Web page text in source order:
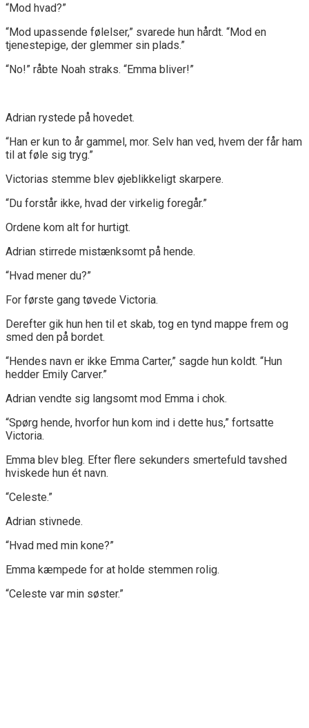
“Mod hvad?”
“Mod upassende følelser,” svarede hun hårdt. “Mod en
tjenestepige, der glemmer sin plads.”
“No!” råbte Noah straks. “Emma bliver!”
Adrian rystede på hovedet.
“Han er kun to år gammel, mor. Selv han ved, hvem der får ham
til at føle sig tryg.”
Victorias stemme blev øjeblikkeligt skarpere.
“Du forstår ikke, hvad der virkelig foregår.”
Ordene kom alt for hurtigt.
Adrian stirrede mistænksomt på hende.
“Hvad mener du?”
For første gang tøvede Victoria.
Derefter gik hun hen til et skab, tog en tynd mappe frem og
smed den på bordet.
“Hendes navn er ikke Emma Carter,” sagde hun koldt. “Hun
hedder Emily Carver.”
Adrian vendte sig langsomt mod Emma i chok.
“Spørg hende, hvorfor hun kom ind i dette hus,” fortsatte
Victoria.
Emma blev bleg. Efter flere sekunders smertefuld tavshed
hviskede hun ét navn.
“Celeste.”
Adrian stivnede.
“Hvad med min kone?”
Emma kæmpede for at holde stemmen rolig.
“Celeste var min søster.”